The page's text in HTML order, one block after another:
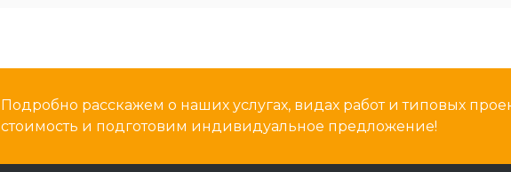
Подробно расскажем о наших услугах, видах работ и типовых
стоимость и подготовим индивидуальное предложение!